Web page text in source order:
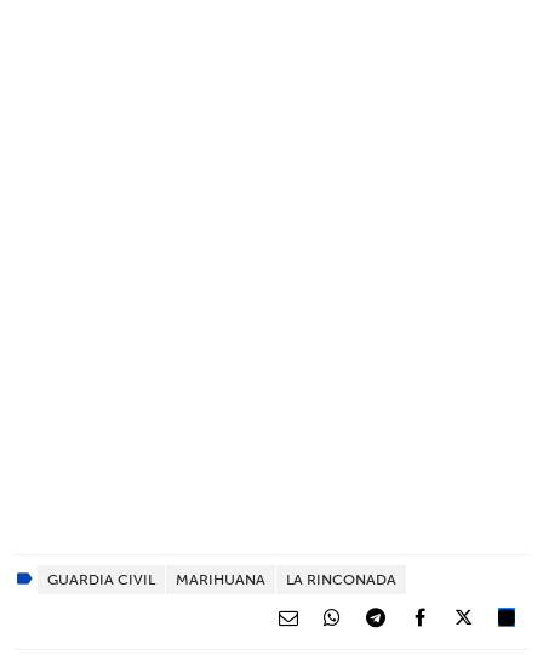
GUARDIA CIVIL MARIHUANA LA RINCONADA